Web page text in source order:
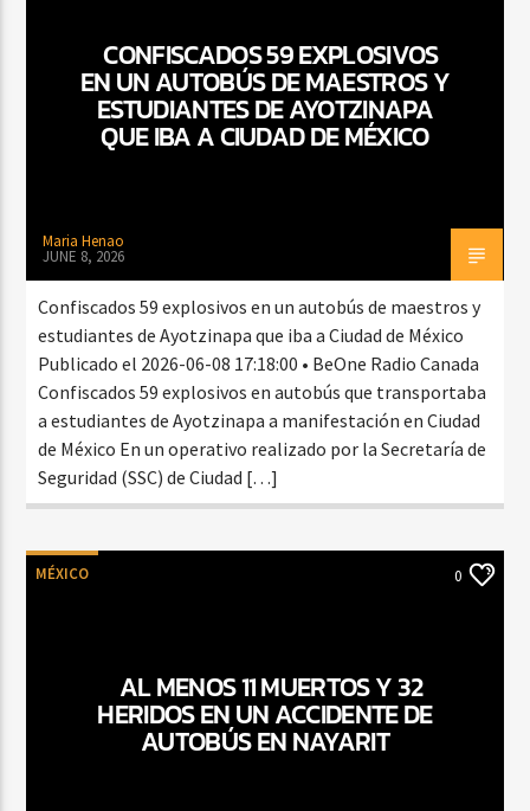
CURRENT SHOW
BACHATA PARA EL CAMINO
CONFISCADOS 59 EXPLOSIVOS
EN UN AUTOBÚS DE MAESTROS Y
ESTUDIANTES DE AYOTZINAPA
QUE IBA A CIUDAD DE MÉXICO
Maria Henao
JUNE 8, 2026
Confiscados 59 explosivos en un autobús de maestros y
estudiantes de Ayotzinapa que iba a Ciudad de México
Publicado el 2026-06-08 17:18:00 • BeOne Radio Canada
Confiscados 59 explosivos en autobús que transportaba
a estudiantes de Ayotzinapa a manifestación en Ciudad
de México En un operativo realizado por la Secretaría de
Seguridad (SSC) de Ciudad […]
MÉXICO 0
AL MENOS 11 MUERTOS Y 32
HERIDOS EN UN ACCIDENTE DE
AUTOBÚS EN NAYARIT